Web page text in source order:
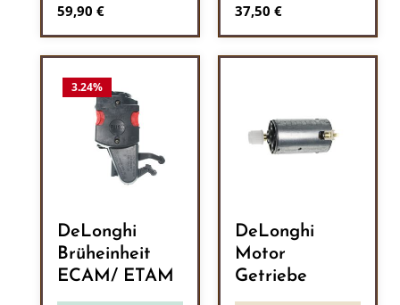
Regulärer Preis:
59,90 € Regulärer Preis:
37,50 €
3.24%
DeLonghi
Brüheinheit
ECAM/ ETAM
DeLonghi
Motor
Getriebe